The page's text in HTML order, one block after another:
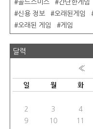
골드스미스
간단한게임
신용 정보
오래된게임
오래된 게임
게임
달력
«
일 월 화
2
3 4
9
10 11